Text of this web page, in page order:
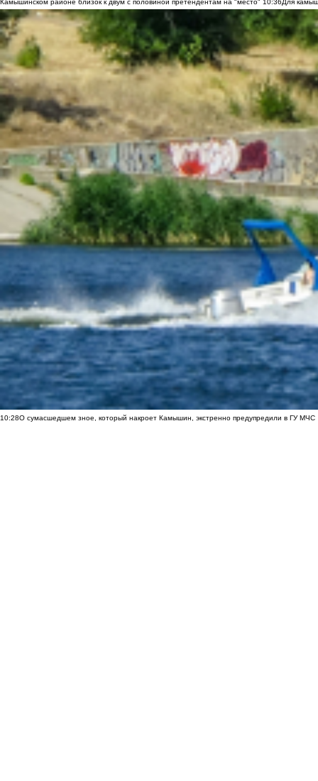
Камышинском районе близок к двум с половиной претендентам на "место" 10:36Для
10:28О сумасшедшем зное, который накроет Камышин, экстренно предупредили в ГУ МЧС